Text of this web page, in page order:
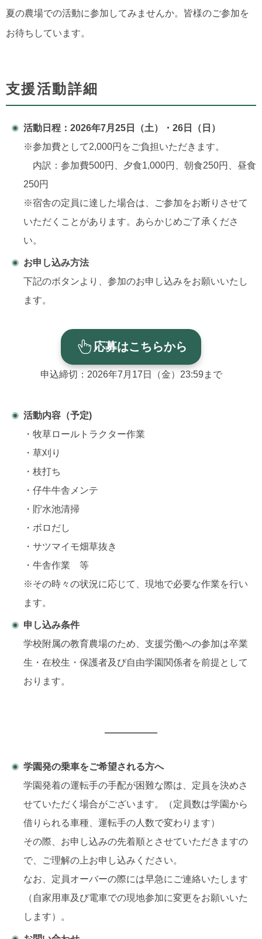
夏の農場での活動に参加してみませんか。皆様のご参加を
お待ちしています。
支援活動詳細
活動日程：2026年7月25日（土）・26日（日）
※参加費として2,000円をご負担いただきます。
内訳：参加費500円、夕食1,000円、朝食250円、昼食
250円
※宿舎の定員に達した場合は、ご参加をお断りさせて
いただくことがあります。あらかじめご了承くださ
い。
お申し込み方法
下記のボタンより、参加のお申し込みをお願いいたし
ます。
応募はこちらから
申込締切：2026年7月17日（金）23:59まで
活動内容（予定)
・牧草ロールトラクター作業
・草刈り
・枝打ち
・仔牛牛舎メンテ
・貯水池清掃
・ボロだし
・サツマイモ畑草抜き
・牛舎作業 等
※その時々の状況に応じて、現地で必要な作業を行い
ます。
申し込み条件
学校附属の教育農場のため、支援労働への参加は卒業
生・在校生・保護者及び自由学園関係者を前提として
おります。
学園発の乗車をご希望される方へ
学園発着の運転手の手配が困難な際は、定員を決めさ
せていただく場合がございます。（定員数は学園から
借りられる車種、運転手の人数で変わります）
その際、お申し込みの先着順とさせていただきますの
で、ご理解の上お申し込みください。
なお、定員オーバーの際には早急にご連絡いたします
（自家用車及び電車での現地参加に変更をお願いいた
します）。